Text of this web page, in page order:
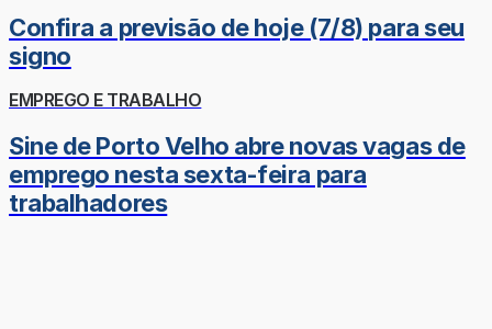
Confira a previsão de hoje (7/8) para seu
signo
EMPREGO E TRABALHO
Sine de Porto Velho abre novas vagas de
emprego nesta sexta-feira para
trabalhadores